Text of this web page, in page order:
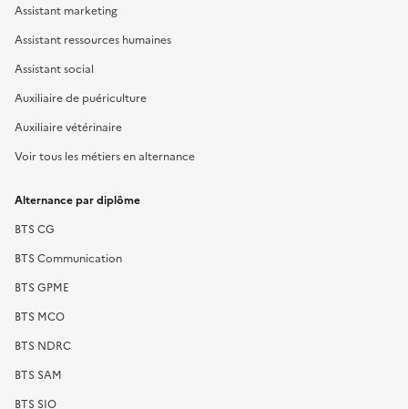
Assistant marketing
Assistant ressources humaines
Assistant social
Auxiliaire de puériculture
Auxiliaire vétérinaire
Voir tous les métiers en alternance
Alternance par diplôme
BTS CG
BTS Communication
BTS GPME
BTS MCO
BTS NDRC
BTS SAM
BTS SIO